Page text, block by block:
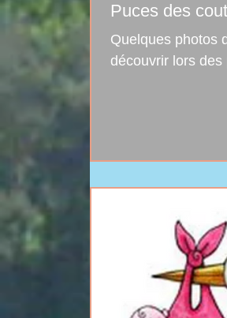
Puces des
Quelques photos
découvrir lors